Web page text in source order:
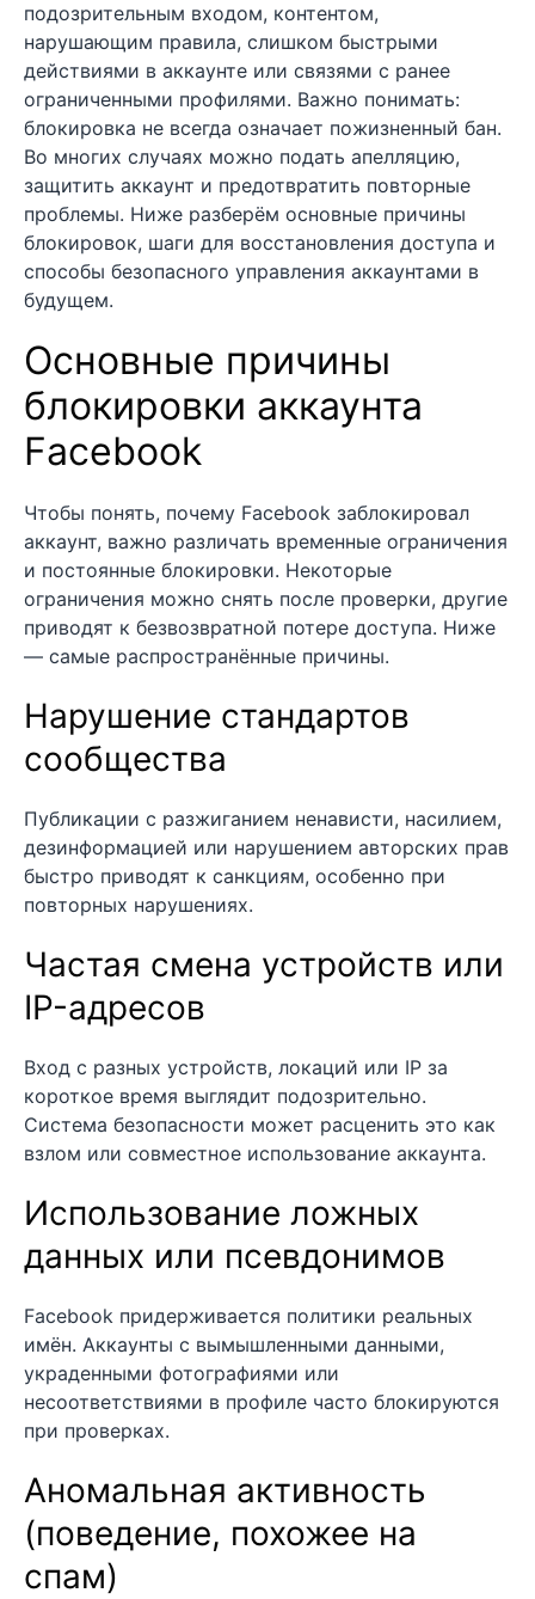
подозрительным входом, контентом,
нарушающим правила, слишком быстрыми
действиями в аккаунте или связями с ранее
ограниченными профилями. Важно понимать:
блокировка не всегда означает пожизненный бан.
Во многих случаях можно подать апелляцию,
защитить аккаунт и предотвратить повторные
проблемы. Ниже разберём основные причины
блокировок, шаги для восстановления доступа и
способы безопасного управления аккаунтами в
будущем.
Основные причины
блокировки аккаунта
Facebook
Чтобы понять, почему Facebook заблокировал
аккаунт, важно различать временные ограничения
и постоянные блокировки. Некоторые
ограничения можно снять после проверки, другие
приводят к безвозвратной потере доступа. Ниже
— самые распространённые причины.
Нарушение стандартов
сообщества
Публикации с разжиганием ненависти, насилием,
дезинформацией или нарушением авторских прав
быстро приводят к санкциям, особенно при
повторных нарушениях.
Частая смена устройств или
IP-адресов
Вход с разных устройств, локаций или IP за
короткое время выглядит подозрительно.
Система безопасности может расценить это как
взлом или совместное использование аккаунта.
Использование ложных
данных или псевдонимов
Facebook придерживается политики реальных
имён. Аккаунты с вымышленными данными,
украденными фотографиями или
несоответствиями в профиле часто блокируются
при проверках.
Аномальная активность
(поведение, похожее на
спам)